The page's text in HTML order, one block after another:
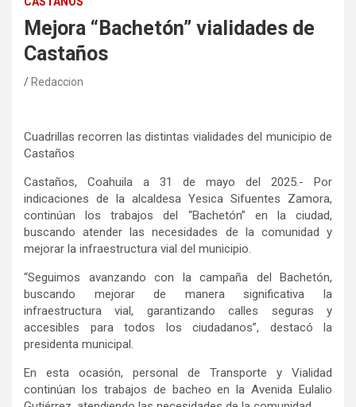
Mejora “Bachetón” vialidades de
Castaños
Redaccion
Cuadrillas recorren las distintas vialidades del municipio de
Castaños
Castaños, Coahuila a 31 de mayo del 2025.- Por
indicaciones de la alcaldesa Yesica Sifuentes Zamora,
continúan los trabajos del “Bachetón” en la ciudad,
buscando atender las necesidades de la comunidad y
mejorar la infraestructura vial del municipio.
“Seguimos avanzando con la campaña del Bachetón,
buscando mejorar de manera significativa la
infraestructura vial, garantizando calles seguras y
accesibles para todos los ciudadanos”, destacó la
presidenta municipal.
En esta ocasión, personal de Transporte y Vialidad
continúan los trabajos de bacheo en la Avenida Eulalio